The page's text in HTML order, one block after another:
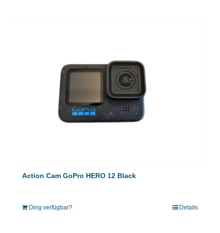
Action Cam GoPro HERO 12 Black
Ding verfügbar? Details